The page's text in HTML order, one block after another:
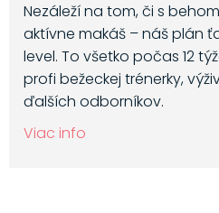
Nezáleží na tom, či s
aktívne makáš – náš plán
level. To všetko počas 12
profi bežeckej trénerky,
ďalších odborníkov.
Viac info